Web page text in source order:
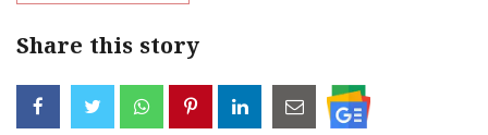
Share this story